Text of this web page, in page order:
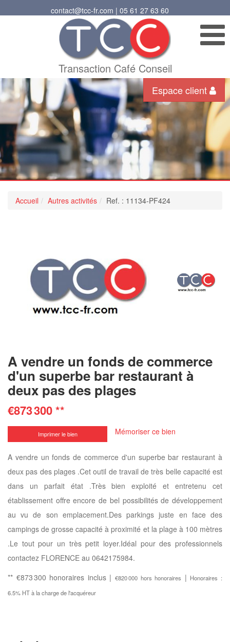
contact@tcc-fr.com | 05 61 27 63 60
Transaction Café Conseil
Espace client
Accueil Autres activités Ref. : 11134-PF424
A vendre un fonds de commerce
d'un superbe bar restaurant à
deux pas des plages
€873 300**
Imprimer le bien Mémoriser ce bien
A vendre un fonds de commerce d'un superbe bar restaurant à
deux pas des plages .Cet outil de travail de très belle capacité est
dans un parfait état .Très bien exploité et entretenu cet
établissement offre encore de bel possibilités de développement
au vu de son emplacement.Des parkings juste en face des
campings de grosse capacité à proximité et la plage à 100 mètres
.Le tout pour un très petit loyer.Idéal pour des professionnels
contactez FLORENCE au 0642175984.
** €873 300 honoraires inclus |€820 000 hors honoraires | Honoraires :
6.5% HT à la charge de l'acquéreur